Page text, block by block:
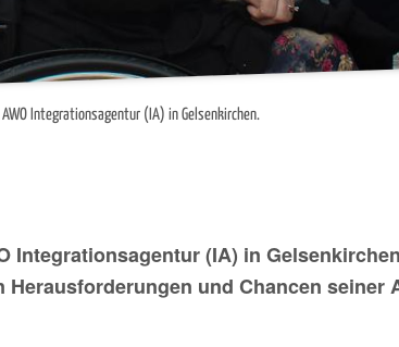
Integrationsagentur (IA) in Gelsenkirchen.
Integrationsagentur (IA) in
und Chancen seiner